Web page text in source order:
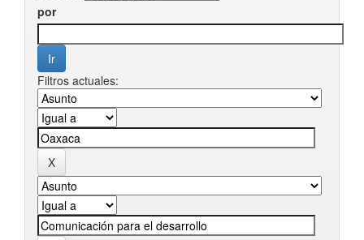
por
Filtros actuales: